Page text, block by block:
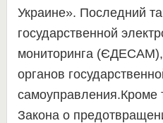
Украине». Последний
государственной
мониторинга
органов
самоуправления.Кроме
Закона о